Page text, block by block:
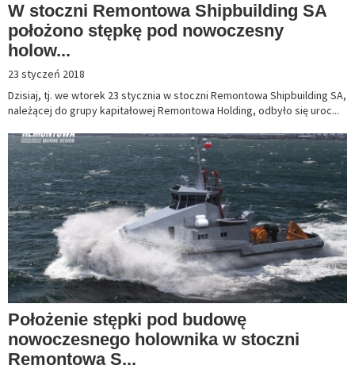
W stoczni Remontowa Shipbuilding SA
położono stępkę pod nowoczesny
holow...
23 styczeń 2018
Dzisiaj, tj. we wtorek 23 stycznia w stoczni Remontowa Shipbuilding SA,
należącej do grupy kapitałowej Remontowa Holding, odbyło się uroc...
Położenie stępki pod budowę
nowoczesnego holownika w stoczni
Remontowa S...